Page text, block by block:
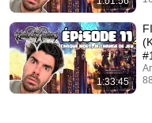
1:33:45